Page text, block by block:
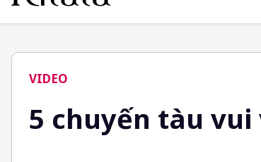
VIDEO
5 chuyến tàu vui